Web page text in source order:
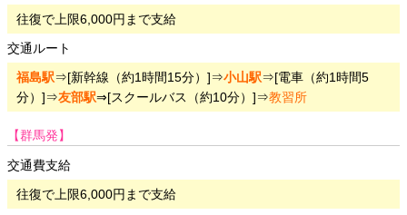
往復で上限6,000円まで支給
交通ルート
福島駅⇒[新幹線（約1時間15分）]⇒小山駅⇒[電車（約1時間5
分）]⇒友部駅⇒[スクールバス（約10分）]⇒教習所
【群馬発】
交通費支給
往復で上限6,000円まで支給